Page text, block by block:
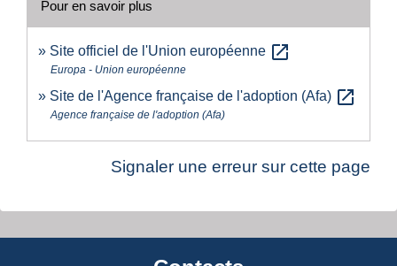
Pour en savoir plus
Site officiel de l'Union européenne open_in_new
Europa - Union européenne
Site de l'Agence française de l'adoption (Afa) open_in_new
Agence française de l'adoption (Afa)
Signaler une erreur sur cette page